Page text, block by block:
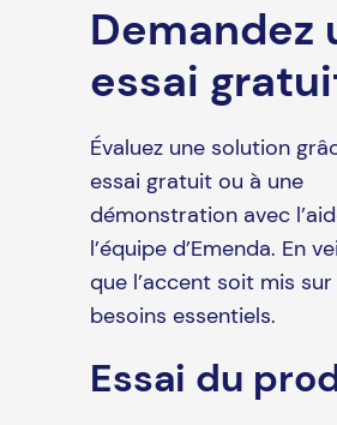
Demandez
essai
Évaluez une solution
essai gratuit ou à une
démonstration avec
l’équipe d’Emenda. En
que l’accent soit mis
besoins essentiels.
Essai du